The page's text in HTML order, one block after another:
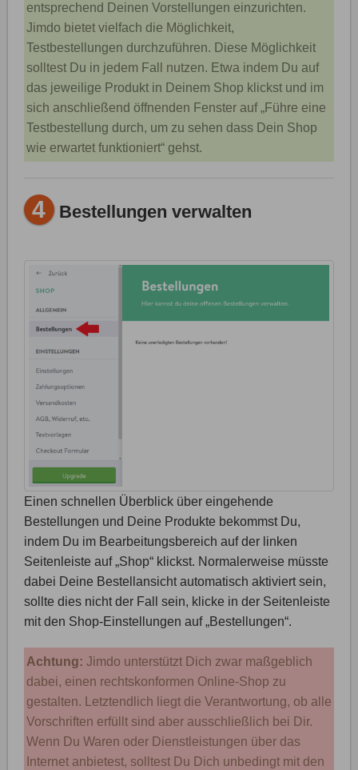
entsprechend Deinen Vorstellungen einzurichten.
Jimdo bietet vielfach die Möglichkeit,
Testbestellungen durchzuführen. Diese Möglichkeit
solltest Du in jedem Fall nutzen. Etwa indem Du auf
das jeweilige Produkt in Deinem Shop klickst und im
sich anschließend öffnenden Fenster auf „Führe eine
Testbestellung durch, um zu sehen dass Dein Shop
wie erwartet funktioniert“ gehst.
4 Bestellungen verwalten
Einen schnellen Überblick über eingehende
Bestellungen und Deine Produkte bekommst Du,
indem Du im Bearbeitungsbereich auf der linken
Seitenleiste auf „Shop“ klickst. Normalerweise müsste
dabei Deine Bestellansicht automatisch aktiviert sein,
sollte dies nicht der Fall sein, klicke in der Seitenleiste
mit den Shop-Einstellungen auf „Bestellungen“.
Achtung: Jimdo unterstützt Dich zwar maßgeblich
dabei, einen rechtskonformen Online-Shop zu
gestalten. Letztendlich liegt die Verantwortung, ob alle
Vorschriften erfüllt sind aber ausschließlich bei Dir.
Wenn Du Waren oder Dienstleistungen über das
Internet anbietest, solltest Du Dich unbedingt mit den